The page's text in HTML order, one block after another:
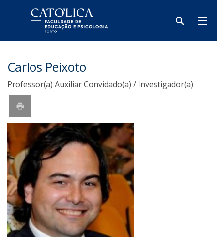
Carlos Peixoto
Professor(a) Auxiliar Convidado(a) / Investigador(a)